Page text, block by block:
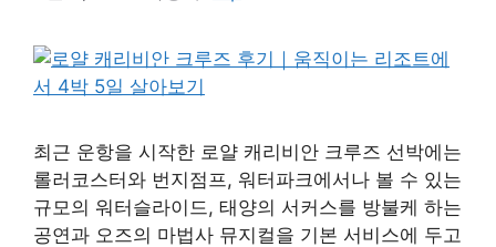
최근 운항을 시작한 로얄 캐리비안 크루즈 선박에는
롤러코스터와 번지점프, 워터파크에서나 볼 수 있는
규모의 워터슬라이드, 태양의 서커스를 방불케 하는
공연과 오즈의 마법사 뮤지컬을 기본 서비스에 두고